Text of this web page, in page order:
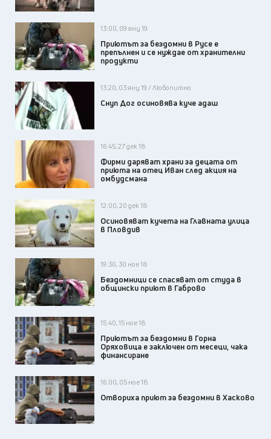
13:00, 09 яну 19
Приютът за бездомни в Русе е
препълнен и се нуждае от хранителни
продукти
13:20, 03 яну 19 / Любопитно
Снуп Дог осиновява куче адаш
16:45, 27 дек 18
Фирми даряват храни за децата от
приюта на отец Иван след акция на
омбудсмана
12:00, 20 дек 18
Осиновяват кучета на Главната улица
в Пловдив
19:30, 30 ное 18
Бездомници се спасяват от студа в
общински приют в Габрово
15:40, 15 ное 18
Приютът за бездомни в Горна
Оряховица е заключен от месеци, чака
финансиране
16:00, 05 ное 18
Отвориха приют за бездомни в Хасково